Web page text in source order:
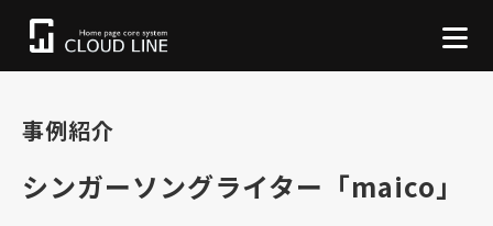
事例紹介
シンガーソングライター「maico」